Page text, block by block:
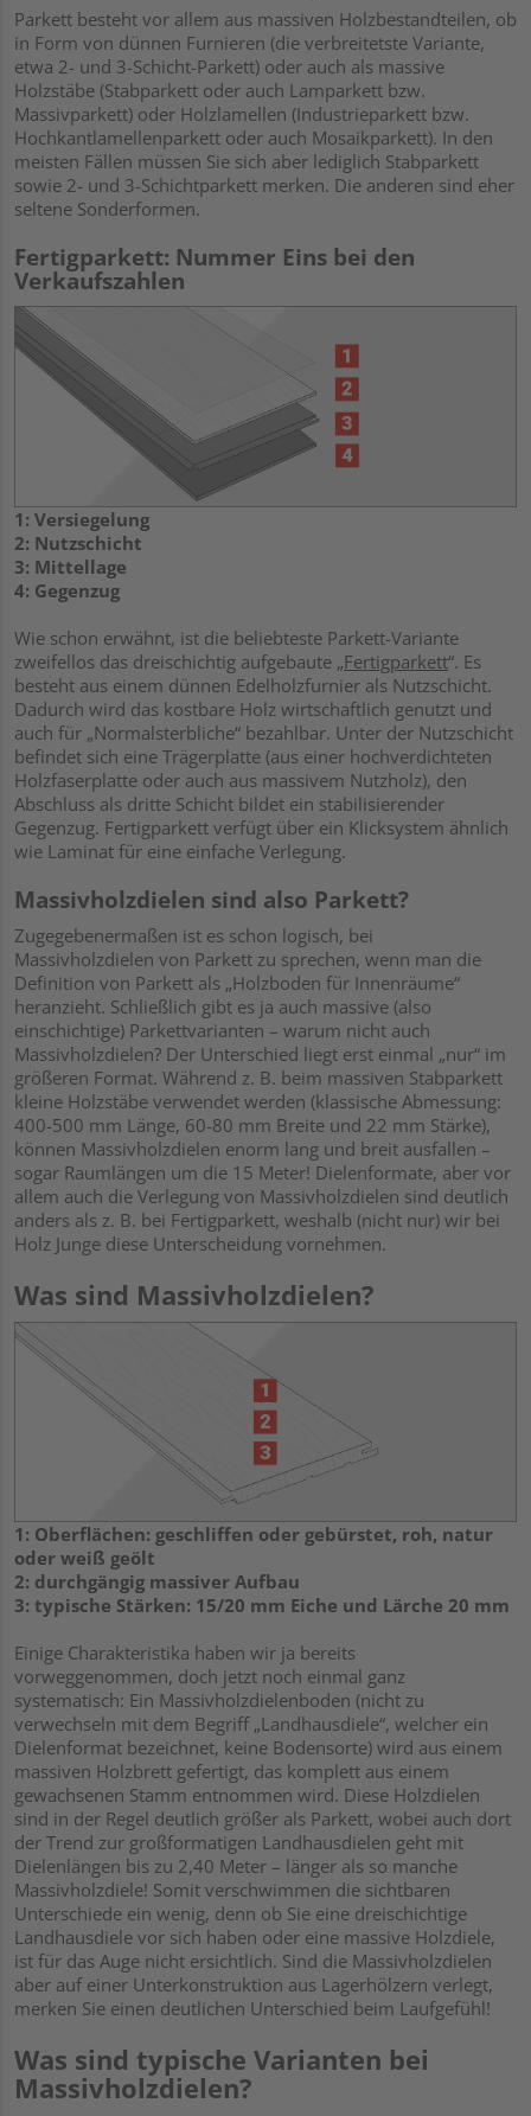
Parkett besteht vor allem aus massiven Holzbestandteilen, ob
in Form von dünnen Furnieren (die verbreitetste Variante,
etwa 2- und 3-Schicht-Parkett) oder auch als massive
Holzstäbe (Stabparkett oder auch Lamparkett bzw.
Massivparkett) oder Holzlamellen (Industrieparkett bzw.
Hochkantlamellenparkett oder auch Mosaikparkett). In den
meisten Fällen müssen Sie sich aber lediglich Stabparkett
sowie 2- und 3-Schichtparkett merken. Die anderen sind eher
seltene Sonderformen.
Fertigparkett: Nummer Eins bei den
Verkaufszahlen
1: Versiegelung
2: Nutzschicht
3: Mittellage
4: Gegenzug
Wie schon erwähnt, ist die beliebteste Parkett-Variante
zweifellos das dreischichtig aufgebaute „Fertigparkett“. Es
besteht aus einem dünnen Edelholzfurnier als Nutzschicht.
Dadurch wird das kostbare Holz wirtschaftlich genutzt und
auch für „Normalsterbliche“ bezahlbar. Unter der Nutzschicht
befindet sich eine Trägerplatte (aus einer hochverdichteten
Holzfaserplatte oder auch aus massivem Nutzholz), den
Abschluss als dritte Schicht bildet ein stabilisierender
Gegenzug. Fertigparkett verfügt über ein Klicksystem ähnlich
wie Laminat für eine einfache Verlegung.
Massivholzdielen sind also Parkett?
Zugegebenermaßen ist es schon logisch, bei
Massivholzdielen von Parkett zu sprechen, wenn man die
Definition von Parkett als „Holzboden für Innenräume“
heranzieht. Schließlich gibt es ja auch massive (also
einschichtige) Parkettvarianten – warum nicht auch
Massivholzdielen? Der Unterschied liegt erst einmal „nur“ im
größeren Format. Während z. B. beim massiven Stabparkett
kleine Holzstäbe verwendet werden (klassische Abmessung:
400-500 mm Länge, 60-80 mm Breite und 22 mm Stärke),
können Massivholzdielen enorm lang und breit ausfallen –
sogar Raumlängen um die 15 Meter! Dielenformate, aber vor
allem auch die Verlegung von Massivholzdielen sind deutlich
anders als z. B. bei Fertigparkett, weshalb (nicht nur) wir bei
Holz Junge diese Unterscheidung vornehmen.
Was sind Massivholzdielen?
1: Oberflächen: geschliffen oder gebürstet, roh, natur
oder weiß geölt
2: durchgängig massiver Aufbau
3: typische Stärken: 15/20 mm Eiche und Lärche 20 mm
Einige Charakteristika haben wir ja bereits
vorweggenommen, doch jetzt noch einmal ganz
systematisch: Ein Massivholzdielenboden (nicht zu
verwechseln mit dem Begriff „Landhausdiele“, welcher ein
Dielenformat bezeichnet, keine Bodensorte) wird aus einem
massiven Holzbrett gefertigt, das komplett aus einem
gewachsenen Stamm entnommen wird. Diese Holzdielen
sind in der Regel deutlich größer als Parkett, wobei auch dort
der Trend zur großformatigen Landhausdielen geht mit
Dielenlängen bis zu 2,40 Meter – länger als so manche
Massivholzdiele! Somit verschwimmen die sichtbaren
Unterschiede ein wenig, denn ob Sie eine dreischichtige
Landhausdiele vor sich haben oder eine massive Holzdiele,
ist für das Auge nicht ersichtlich. Sind die Massivholzdielen
aber auf einer Unterkonstruktion aus Lagerhölzern verlegt,
merken Sie einen deutlichen Unterschied beim Laufgefühl!
Was sind typische Varianten bei
Massivholzdielen?